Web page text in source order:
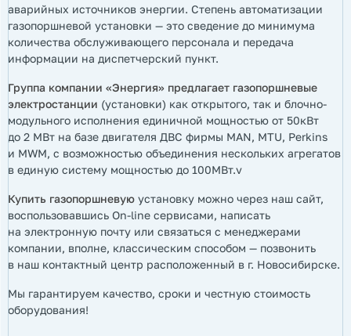
аварийных источников энергии. Степень автоматизации
газопоршневой установки — это сведение до минимума
количества обслуживающего персонала и передача
информации на диспетчерский пункт.
Группа компании «Энергия» предлагает газопоршневые
электростанции (установки) как открытого, так и блочно-
модульного исполнения единичной мощностью от 50кВт
до 2 МВт на базе двигателя ДВС фирмы MAN, MTU, Perkins
и MWM, с возможностью объединения нескольких агрегатов
в единую систему мощностью до 100МВт.v
Купить газопоршневую установку можно через наш сайт,
воспользовавшись On-line сервисами, написать
на электронную почту или связаться с менеджерами
компании, вполне, классическим способом — позвонить
в наш контактный центр расположенный в г. Новосибирске.
Мы гарантируем качество, сроки и честную стоимость
оборудования!